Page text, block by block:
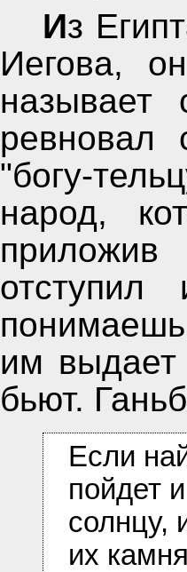
Из Египта как раз и вышел народ господа Иеговы.
Иегова,
называет
ревновал
"богу-
народ,
им выдает
бьют.
Если
пойдет
солнцу,
их